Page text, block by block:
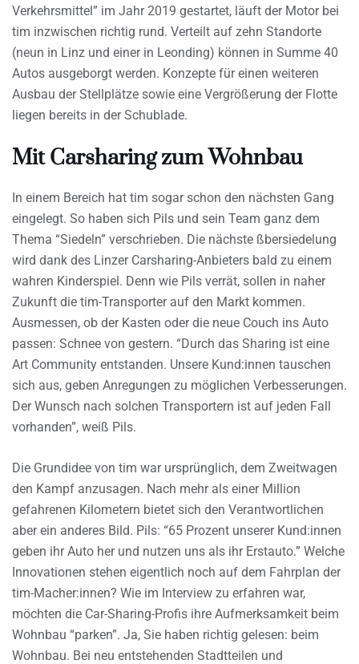
Verkehrsmittel” im Jahr 2019 gestartet, läuft der Motor bei
tim inzwischen richtig rund. Verteilt auf zehn Standorte
(neun in Linz und einer in Leonding) können in Summe 40
Autos ausgeborgt werden. Konzepte für einen weiteren
Ausbau der Stellplätze sowie eine Vergrößerung der Flotte
liegen bereits in der Schublade.
Mit Carsharing zum Wohnbau
In einem Bereich hat tim sogar schon den nächsten Gang
eingelegt. So haben sich Pils und sein Team ganz dem
Thema “Siedeln” verschrieben. Die nächste ßbersiedelung
wird dank des Linzer Carsharing-Anbieters bald zu einem
wahren Kinderspiel. Denn wie Pils verrät, sollen in naher
Zukunft die tim-Transporter auf den Markt kommen.
Ausmessen, ob der Kasten oder die neue Couch ins Auto
passen: Schnee von gestern. “Durch das Sharing ist eine
Art Community entstanden. Unsere Kund:innen tauschen
sich aus, geben Anregungen zu möglichen Verbesserungen.
Der Wunsch nach solchen Transportern ist auf jeden Fall
vorhanden”, weiß Pils.
Die Grundidee von tim war ursprünglich, dem Zweitwagen
den Kampf anzusagen. Nach mehr als einer Million
gefahrenen Kilometern bietet sich den Verantwortlichen
aber ein anderes Bild. Pils: “65 Prozent unserer Kund:innen
geben ihr Auto her und nutzen uns als ihr Erstauto.” Welche
Innovationen stehen eigentlich noch auf dem Fahrplan der
tim-Macher:innen? Wie im Interview zu erfahren war,
möchten die Car-Sharing-Profis ihre Aufmerksamkeit beim
Wohnbau “parken”. Ja, Sie haben richtig gelesen: beim
Wohnbau. Bei neu entstehenden Stadtteilen und